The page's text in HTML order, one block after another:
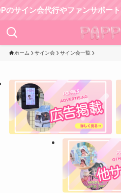
会代行やファンサポートはパッ
ホーム サイン会 サイン会一覧